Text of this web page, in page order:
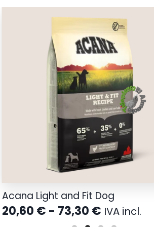
Acana Light and Fit Dog
20,60 € - 73,30 €Rango
de
IVA incl.